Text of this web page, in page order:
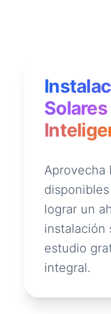
Aprovecha
lograr un
instalación
estudio
integral.